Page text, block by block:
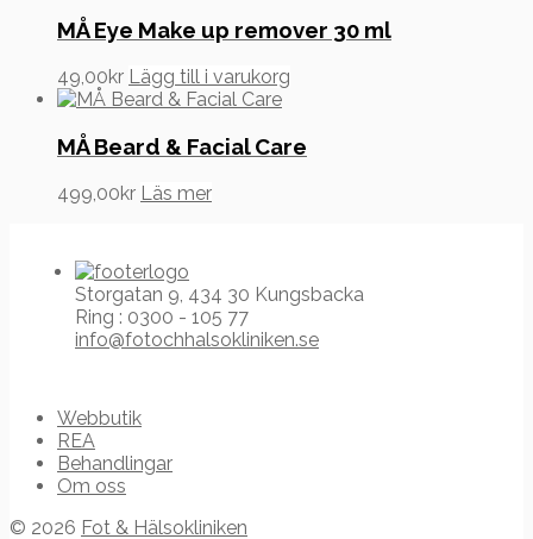
MÅ Eye Make up remover 30 ml
49,00kr Lägg till i varukorg
MÅ Beard & Facial Care
499,00kr Läs mer
Storgatan 9, 434 30 Kungsbacka
Ring : 0300 - 105 77
info@fotochhalsokliniken.se
Webbutik
REA
Behandlingar
Om oss
© 2026 Fot & Hälsokliniken